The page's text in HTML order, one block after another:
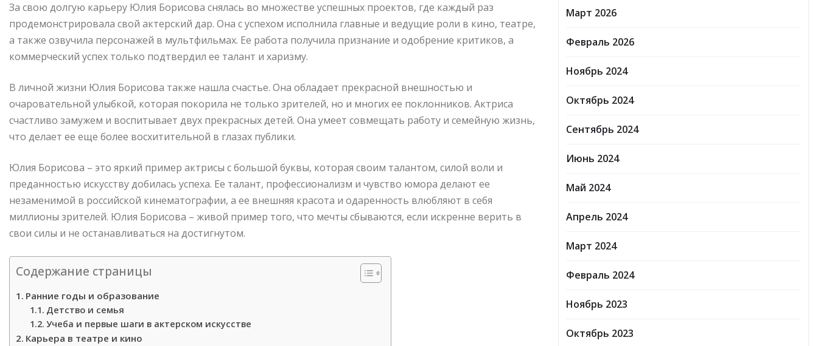
За свою долгую карьеру Юлия Борисова снялась во множестве успешных проектов, где каждый раз
продемонстрировала свой актерский дар. Она с успехом исполнила главные и ведущие роли в кино, театре,
а также озвучила персонажей в мультфильмах. Ее работа получила признание и одобрение критиков, а
коммерческий успех только подтвердил ее талант и харизму.
В личной жизни Юлия Борисова также нашла счастье. Она обладает прекрасной внешностью и
очаровательной улыбкой, которая покорила не только зрителей, но и многих ее поклонников. Актриса
счастливо замужем и воспитывает двух прекрасных детей. Она умеет совмещать работу и семейную жизнь,
что делает ее еще более восхитительной в глазах публики.
Юлия Борисова – это яркий пример актрисы с большой буквы, которая своим талантом, силой воли и
преданностью искусству добилась успеха. Ее талант, профессионализм и чувство юмора делают ее
незаменимой в российской кинематографии, а ее внешняя красота и одаренность влюбляют в себя
миллионы зрителей. Юлия Борисова – живой пример того, что мечты сбываются, если искренне верить в
свои силы и не останавливаться на достигнутом.
Содержание страницы
Ранние годы и образование
Детство и семья
Учеба и первые шаги в актерском искусстве
Карьера в театре и кино
Март 2026
Февраль 2026
Ноябрь 2024
Октябрь 2024
Сентябрь 2024
Июнь 2024
Май 2024
Апрель 2024
Март 2024
Февраль 2024
Ноябрь 2023
Октябрь 2023